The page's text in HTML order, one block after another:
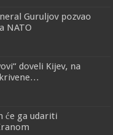
Guruljov pozvao
NATO
doveli Kijev, na
će ga udariti